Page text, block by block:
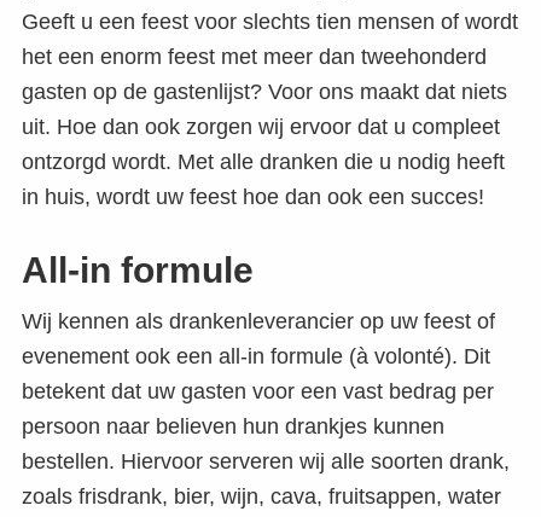
Geeft u een feest voor slechts tien mensen of wordt
het een enorm feest met meer dan tweehonderd
gasten op de gastenlijst? Voor ons maakt dat niets
uit. Hoe dan ook zorgen wij ervoor dat u compleet
ontzorgd wordt. Met alle dranken die u nodig heeft
in huis, wordt uw feest hoe dan ook een succes!
All-in formule
Wij kennen als drankenleverancier op uw feest of
evenement ook een all-in formule (à volonté). Dit
betekent dat uw gasten voor een vast bedrag per
persoon naar believen hun drankjes kunnen
bestellen. Hiervoor serveren wij alle soorten drank,
zoals frisdrank, bier, wijn, cava, fruitsappen, water